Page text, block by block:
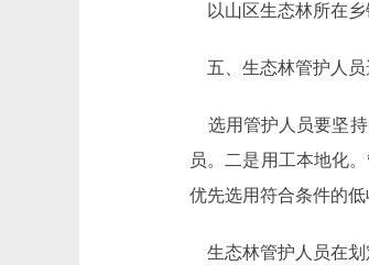
以山区生态林所在乡
五、生态林管护人员
选用管护人员要坚持
员。二是用工本地化
优先选用符合条件的低
生态林管护人员在划